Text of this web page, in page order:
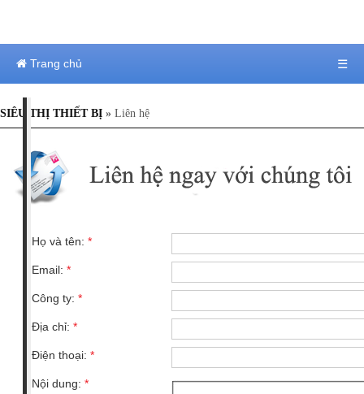
Trang chủ ☰
SIÊU THỊ THIẾT BỊ » Liên hệ
Họ và tên: *
Email: *
Công ty: *
Địa chỉ: *
Điện thoại: *
Nội dung: *